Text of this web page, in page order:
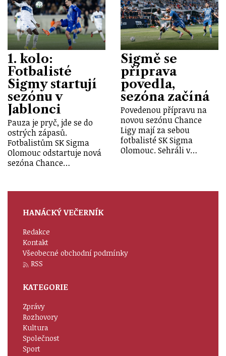
1. kolo:
Fotbalisté
Sigmy startují
sezónu v
Jablonci
Pauza je pryč, jde se do
ostrých zápasů.
Fotbalistům SK Sigma
Olomouc odstartuje nová
sezóna Chance…
Sigmě se
příprava
povedla,
sezóna začíná
Povedenou přípravu na
novou sezónu Chance
Ligy mají za sebou
fotbalisté SK Sigma
Olomouc. Sehráli v…
HANÁCKÝ VEČERNÍK
Redakce
Kontakt
Všeobecné obchodní podmínky
RSS
KATEGORIE
Zprávy
Rozhovory
Kultura
Společnost
Sport